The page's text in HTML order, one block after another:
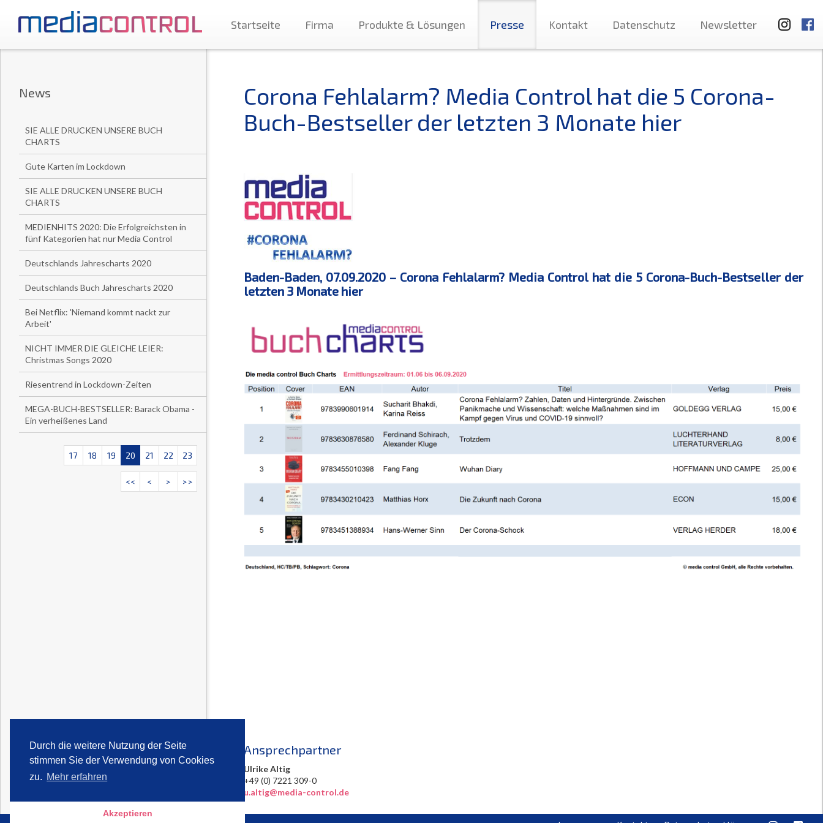
Durch die weitere Nutzung der Seite
stimmen Sie der Verwendung von Cookies
zu. Mehr erfahren
Akzeptieren
Startseite Firma Produkte & Lösungen Presse Kontakt Datenschutz Newsletter
News
SIE ALLE DRUCKEN UNSERE BUCH
CHARTS
Gute Karten im Lockdown
SIE ALLE DRUCKEN UNSERE BUCH
CHARTS
MEDIENHITS 2020: Die Erfolgreichsten in
fünf Kategorien hat nur Media Control
Deutschlands Jahrescharts 2020
Deutschlands Buch Jahrescharts 2020
Bei Netflix: 'Niemand kommt nackt zur
Arbeit'
NICHT IMMER DIE GLEICHE LEIER:
Christmas Songs 2020
Riesentrend in Lockdown-Zeiten
MEGA-BUCH-BESTSELLER: Barack Obama -
Ein verheißenes Land
17 18 19 20 21 22 23
<< < > >>
Corona Fehlalarm? Media Control hat die 5 Corona-
Buch-Bestseller der letzten 3 Monate hier
Baden-Baden, 07.09.2020 – Corona Fehlalarm? Media Control hat die 5 Corona-Buch-Bestseller der
letzten 3 Monate hier
Ansprechpartner
Ulrike Altig
+49 (0) 7221 309-0
u.altig@media-control.de